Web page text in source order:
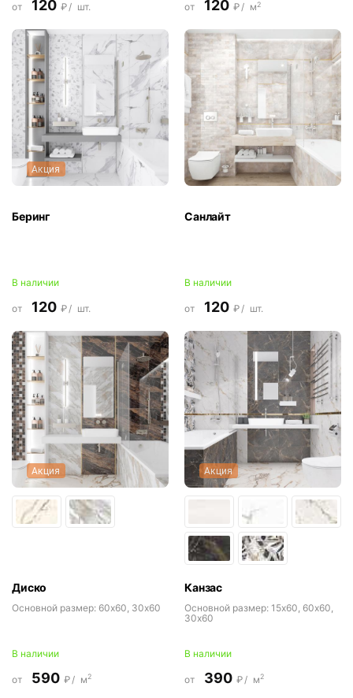
от 120 ₽/ шт. от 120 ₽/ м2
Акция
Беринг
В наличии
от 120 ₽/ шт.
Санлайт
В наличии
от 120 ₽/ шт.
Акция
Диско
Основной размер: 60x60, 30x60
В наличии
от 590 ₽/ м2
Акция
Канзас
Основной размер: 15x60, 60x60,
30x60
В наличии
от 390 ₽/ м2